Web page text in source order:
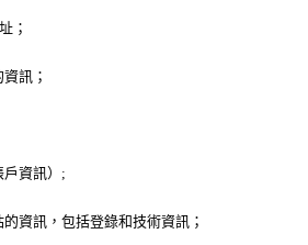
；
訊；
戶資訊）;
資訊，包括登錄和技術資訊；